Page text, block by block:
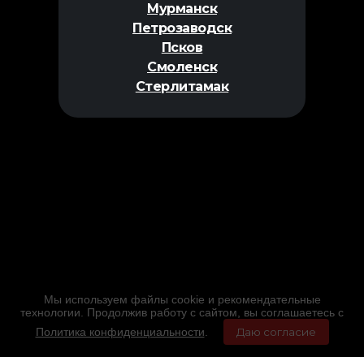
Мурманск
Петрозаводск
Псков
Смоленск
Стерлитамак
Мы используем файлы cookie и рекомендательные
технологии. Продолжив работу с сайтом, вы соглашаетесь с
Политика конфиденциальности
Даю согласие